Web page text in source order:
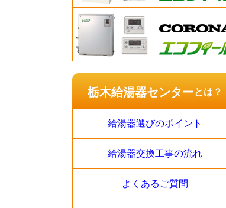
栃木給湯器センターとは？
給湯器選びのポイント
給湯器交換工事の流れ
よくあるご質問